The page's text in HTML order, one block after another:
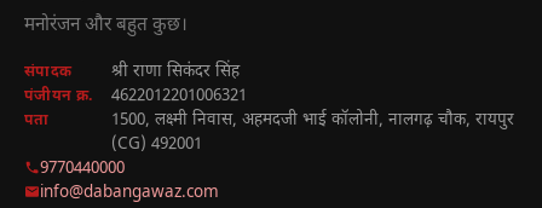
मनोरंजन और बहुत कुछ।
संपादक श्री राणा सिकंदर सिंह
पंजीयन क्र. 4622012201006321
पता
1500, लक्ष्मी निवास, अहमदजी भाई कॉलोनी, नालगढ़ चौक, रायपुर
(CG) 492001
9770440000
info@dabangawaz.com